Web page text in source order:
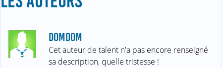
DOMDOM
Cet auteur de talent n'a pas encore renseigné
sa description, quelle tristesse !